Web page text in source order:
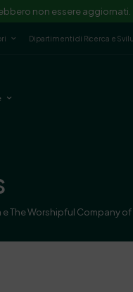
non essere aggiornati.
Dipartimenti di Ricerca e
The Worshipful Company